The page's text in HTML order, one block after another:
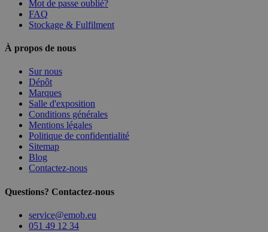
Mot de passe oublié?
FAQ
Stockage & Fulfilment
À propos de nous
Sur nous
Dépôt
Marques
Salle d'exposition
Conditions générales
Mentions légales
Politique de confidentialité
Sitemap
Blog
Contactez-nous
Questions? Contactez-nous
service@emob.eu
051 49 12 34